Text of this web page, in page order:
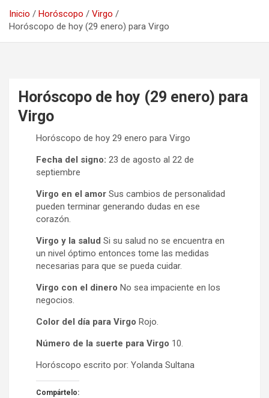
Inicio Horóscopo
Virgo
Horóscopo de hoy (29 enero) para Virgo
Horóscopo de hoy (29 enero) para
Virgo
Horóscopo de hoy 29 enero para Virgo
Fecha del signo: 23 de agosto al 22 de
septiembre
Virgo en el amor Sus cambios de personalidad
pueden terminar generando dudas en ese
corazón.
Virgo y la salud Si su salud no se encuentra en
un nivel óptimo entonces tome las medidas
necesarias para que se pueda cuidar.
Virgo con el dinero No sea impaciente en los
negocios.
Color del día para Virgo Rojo.
Número de la suerte para Virgo 10.
Horóscopo escrito por: Yolanda Sultana
Compártelo: